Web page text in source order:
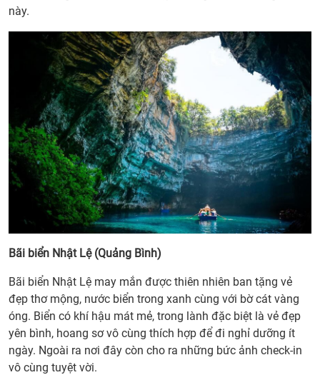
năm
nay
nên
đi
chơi
ở
này.
Bãi biển Nhật Lệ (Quảng Bình)
Bãi biển Nhật Lệ may mắn được thiên nhiên ban tặng vẻ
đẹp thơ mộng, nước biển trong xanh cùng với bờ cát vàng
óng. Biển có khí hậu mát mẻ, trong lành đặc biệt là vẻ đẹp
yên bình, hoang sơ vô cùng thích hợp để đi nghỉ dưỡng ít
ngày. Ngoài ra nơi đây còn cho ra những bức ảnh check-in
vô cùng tuyệt vời.